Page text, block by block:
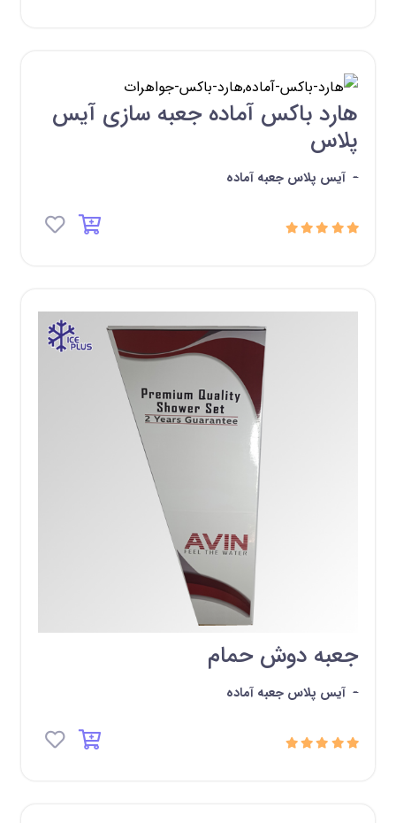
هارد باکس آماده جعبه سازی آیس
پلاس
- آیس پلاس جعبه آماده
جعبه دوش حمام
- آیس پلاس جعبه آماده